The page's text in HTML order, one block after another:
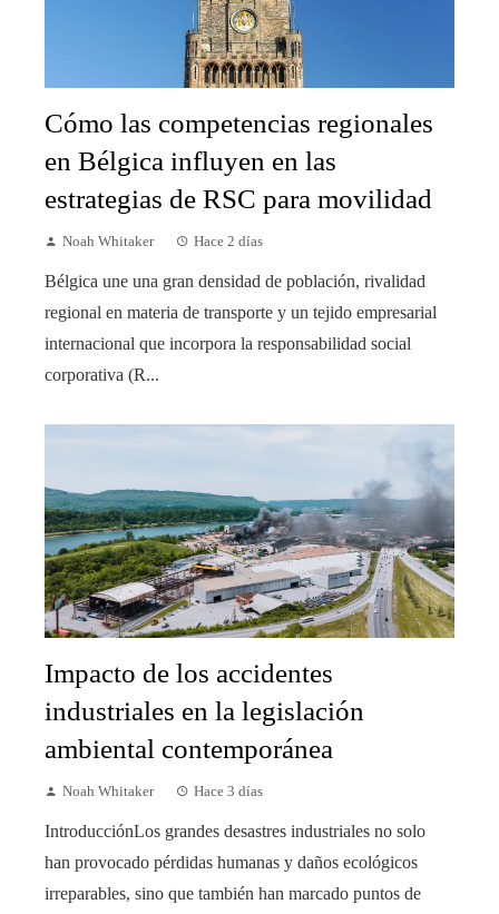
Cómo las competencias regionales
en Bélgica influyen en las
estrategias de RSC para movilidad
Noah Whitaker Hace 2 días
Bélgica une una gran densidad de población, rivalidad
regional en materia de transporte y un tejido empresarial
internacional que incorpora la responsabilidad social
corporativa (R...
Impacto de los accidentes
industriales en la legislación
ambiental contemporánea
Noah Whitaker Hace 3 días
IntroducciónLos grandes desastres industriales no solo
han provocado pérdidas humanas y daños ecológicos
irreparables, sino que también han marcado puntos de